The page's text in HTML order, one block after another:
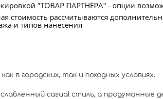
"ТОВАР ПАРТНЁРА" - опции
стоимость рассчитываются
и типов нанесения
в городских, так и походных условиях.
casual стиль, а продуманные